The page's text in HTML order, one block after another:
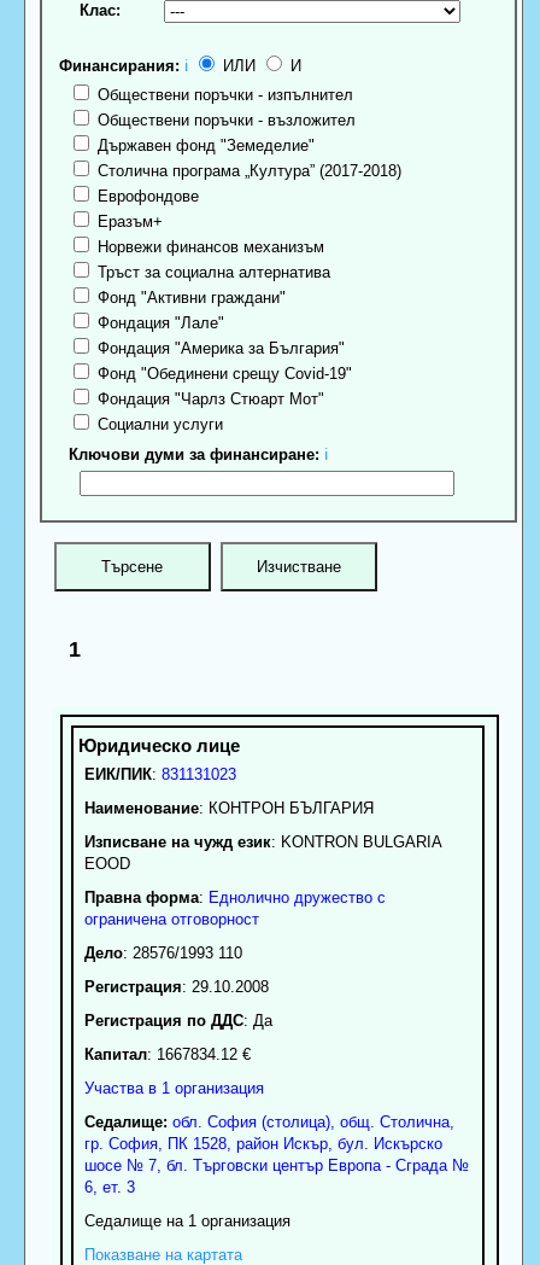
Клас:
Финансирания: ℹ ИЛИ
И
Обществени поръчки - изпълнител
Обществени поръчки - възложител
Държавен фонд "Земеделие"
Столична програма „Култура” (2017-2018)
Еврофондове
Еразъм+
Норвежи финансов механизъм
Тръст за социална алтернатива
Фонд "Активни граждани"
Фондация "Лале"
Фондация "Америка за България"
Фонд "Обединени срещу Covid-19"
Фондация "Чарлз Стюарт Мот"
Социални услуги
Ключови думи за финансиране: ℹ
1
ЕИК/ПИК: 831131023
Наименование: КОНТРОН БЪЛГАРИЯ
Изписване на чужд език: KONTRON BULGARIA
EOOD
Правна форма: Еднолично дружество с
ограничена отговорност
Дело: 28576/1993 110
Регистрация: 29.10.2008
Регистрация по ДДС: Да
Капитал: 1667834.12 €
Участва в 1 организация
Седалище: обл. София (столица), общ. Столична,
гр. София, ПК 1528, район Искър, бул. Искърско
шосе № 7, бл. Търговски център Европа - Сграда №
6, ет. 3
Седалище на 1 организация
Показване на картата